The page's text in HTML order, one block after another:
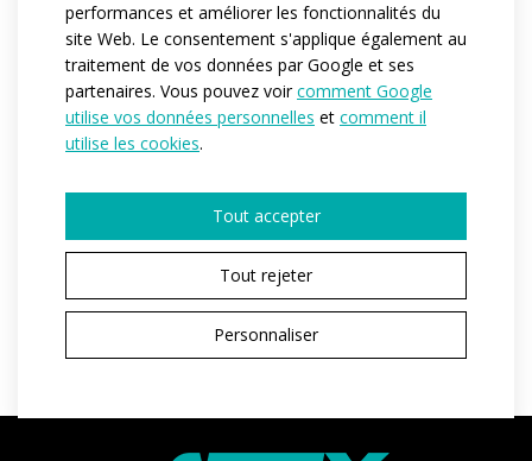
performances et améliorer les fonctionnalités du
site Web. Le consentement s'applique également au
traitement de vos données par Google et ses
partenaires. Vous pouvez voircomment Google
utilise vos données personnelles et comment il
utilise les cookies.
Tout accepter
Tout rejeter
Personnaliser
Référence:
at181
Variantes:
Unisex
Tailles adulte:
3XS / XXS / XS / S / M / L / XL / XXL / 3XL
DEMANDER UN DEVIS